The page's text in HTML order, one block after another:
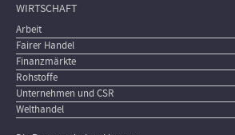
WIRTSCHAFT
Arbeit
Fairer Handel
Finanzmärkte
Rohstoffe
Unternehmen und CSR
Welthandel